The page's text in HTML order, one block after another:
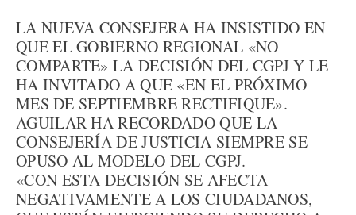
LA NUEVA CONSEJERA HA INSISTIDO EN
QUE EL GOBIERNO REGIONAL «NO
COMPARTE» LA DECISIÓN DEL CGPJ Y LE
HA INVITADO A QUE «EN EL PRÓXIMO
MES DE SEPTIEMBRE RECTIFIQUE».
AGUILAR HA RECORDADO QUE LA
CONSEJERÍA DE JUSTICIA SIEMPRE SE
OPUSO AL MODELO DEL CGPJ.
«CON ESTA DECISIÓN SE AFECTA
NEGATIVAMENTE A LOS CIUDADANOS,